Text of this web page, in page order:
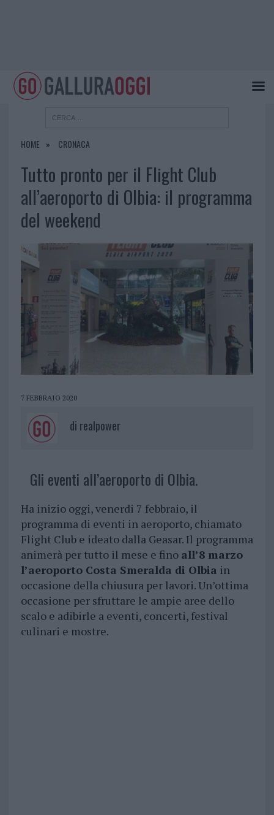
HOME CRONACA
Tutto pronto per il Flight Club
all’aeroporto di Olbia: il programma
del weekend
7 FEBBRAIO 2020
di realpower
Gli eventi all’aeroporto di Olbia.
Ha inizio oggi, venerdi 7 febbraio, il
programma di eventi in aeroporto, chiamato
Flight Club e ideato dalla Geasar. Il programma
animerà per tutto il mese e fino all’8 marzo
l’aeroporto Costa Smeralda di Olbia in
occasione della chiusura per lavori. Un’ottima
occasione per sfruttare le ampie aree dello
scalo e adibirle a eventi, concerti, festival
culinari e mostre.